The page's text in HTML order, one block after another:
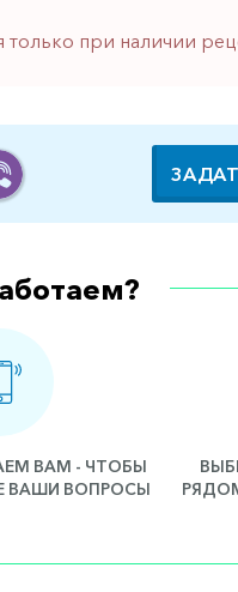
при наличии
ВАМ - ЧТОБЫ
ВАШИ ВОПРОСЫ